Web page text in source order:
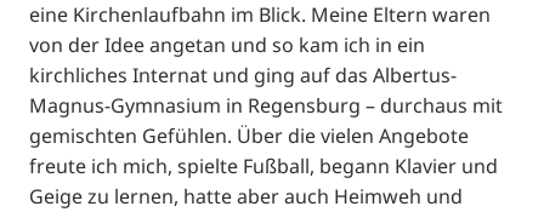
eine Kirchenlaufbahn im Blick. Meine Eltern waren
von der Idee angetan und so kam ich in ein
kirchliches Internat und ging auf das Albertus-
Magnus-Gymnasium in Regensburg – durchaus mit
gemischten Gefühlen. Über die vielen Angebote
freute ich mich, spielte Fußball, begann Klavier und
Geige zu lernen, hatte aber auch Heimweh und